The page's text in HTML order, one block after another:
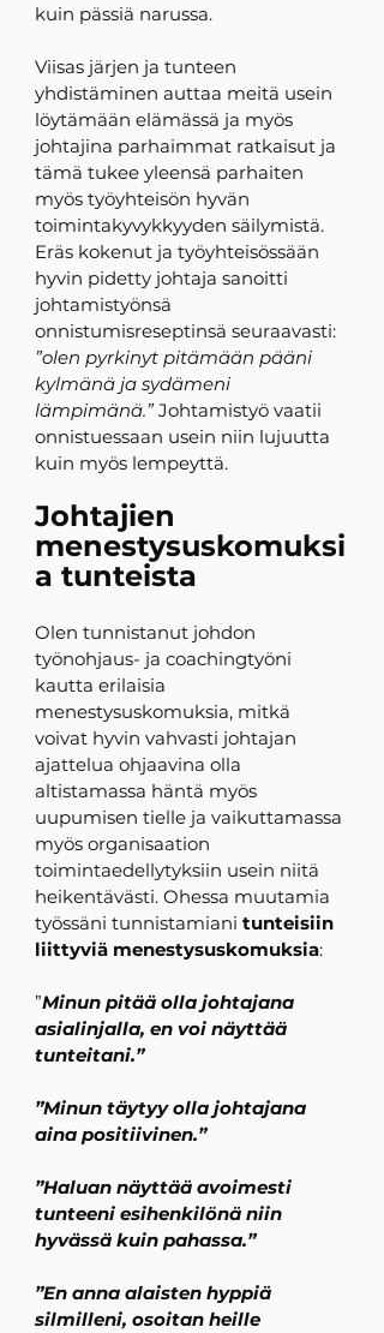
kuin pässiä narussa.
Viisas järjen ja tunteen
yhdistäminen auttaa meitä usein
löytämään elämässä ja myös
johtajina parhaimmat ratkaisut ja
tämä tukee yleensä parhaiten
myös työyhteisön hyvän
toimintakyvykkyyden säilymistä.
Eräs kokenut ja työyhteisössään
hyvin pidetty johtaja sanoitti
johtamistyönsä
onnistumisreseptinsä seuraavasti:
”olen pyrkinyt pitämään pääni
kylmänä ja sydämeni
lämpimänä.” Johtamistyö vaatii
onnistuessaan usein niin lujuutta
kuin myös lempeyttä.
Johtajien
menestysuskomuksi
a tunteista
Olen tunnistanut johdon
työnohjaus- ja coachingtyöni
kautta erilaisia
menestysuskomuksia, mitkä
voivat hyvin vahvasti johtajan
ajattelua ohjaavina olla
altistamassa häntä myös
uupumisen tielle ja vaikuttamassa
myös organisaation
toimintaedellytyksiin usein niitä
heikentävästi. Ohessa muutamia
työssäni tunnistamiani tunteisiin
liittyviä menestysuskomuksia:
”Minun pitää olla johtajana
asialinjalla, en voi näyttää
tunteitani.”
”Minun täytyy olla johtajana
aina positiivinen.”
”Haluan näyttää avoimesti
tunteeni esihenkilönä niin
hyvässä kuin pahassa.”
”En anna alaisten hyppiä
silmilleni, osoitan heille